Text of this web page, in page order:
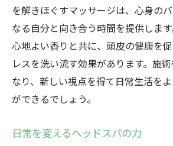
を解きほぐすマッサージは、心身の
なる自分と向き合う時間を提供します
心地よい香りと共に、頭皮の健康を
レスを洗い流す効果があります。施
なり、新しい視点を得て日常生活を
ができるでしょう。
日常を変えるヘッドスパの力